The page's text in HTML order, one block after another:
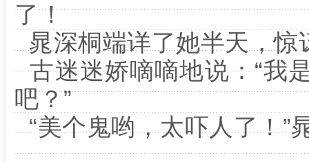
了！
晁深桐端详了她半天，惊
古迷迷娇嘀嘀地说：“我
吧？”
“美个鬼哟，太吓人了！”